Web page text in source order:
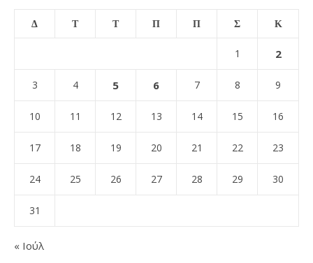
Δ Τ Τ Π Π Σ Κ
1 2
3 4 5 6 7 8 9
10 11 12 13 14 15 16
17 18 19 20 21 22 23
24 25 26 27 28 29 30
31
« Ιούλ